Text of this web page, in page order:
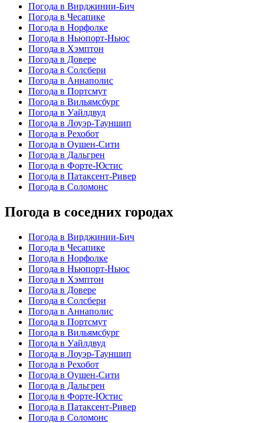
Погода в Вирджинии-Бич
Погода в Чесапике
Погода в Норфолке
Погода в Ньюпорт-Ньюс
Погода в Хэмптон
Погода в Довере
Погода в Солсбери
Погода в Аннаполис
Погода в Портсмут
Погода в Вильямсбург
Погода в Уайлдвуд
Погода в Лоуэр-Тауншип
Погода в Рехобот
Погода в Оушен-Сити
Погода в Дальгрен
Погода в Форте-Юстис
Погода в Патаксент-Ривер
Погода в Соломонс
Погода в соседних городах
Погода в Вирджинии-Бич
Погода в Чесапике
Погода в Норфолке
Погода в Ньюпорт-Ньюс
Погода в Хэмптон
Погода в Довере
Погода в Солсбери
Погода в Аннаполис
Погода в Портсмут
Погода в Вильямсбург
Погода в Уайлдвуд
Погода в Лоуэр-Тауншип
Погода в Рехобот
Погода в Оушен-Сити
Погода в Дальгрен
Погода в Форте-Юстис
Погода в Патаксент-Ривер
Погода в Соломонс